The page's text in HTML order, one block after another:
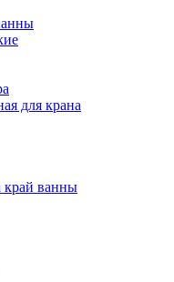
для крана
край ванны